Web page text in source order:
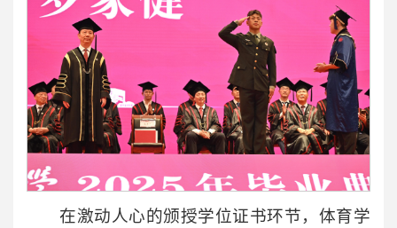
在激动人心的颁授学位证书环节，体育学